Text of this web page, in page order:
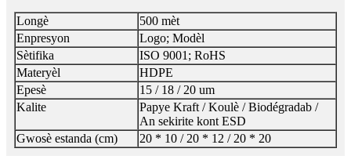
Longè
500 mèt
Enpresyon
Logo; Modèl
Sètifika
ISO 9001; RoHS
Materyèl
HDPE
Epesè
15 / 18 / 20 um
Kalite
Papye Kraft / Koulè / Biodégradab /
An sekirite kont ESD
Gwosè estanda (cm)
20 * 10 / 20 * 12 / 20 * 20